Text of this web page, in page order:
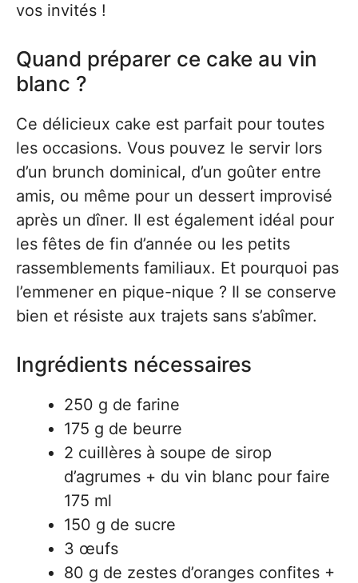
vos invités !
Quand préparer ce cake au vin
blanc ?
Ce délicieux cake est parfait pour toutes
les occasions. Vous pouvez le servir lors
d’un brunch dominical, d’un goûter entre
amis, ou même pour un dessert improvisé
après un dîner. Il est également idéal pour
les fêtes de fin d’année ou les petits
rassemblements familiaux. Et pourquoi pas
l’emmener en pique-nique ? Il se conserve
bien et résiste aux trajets sans s’abîmer.
Ingrédients nécessaires
250 g de farine
175 g de beurre
2 cuillères à soupe de sirop
d’agrumes + du vin blanc pour faire
175 ml
150 g de sucre
3 œufs
80 g de zestes d’oranges confites +